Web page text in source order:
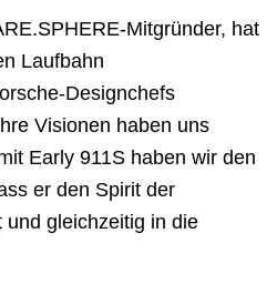
Mitgründer, hat
Laufbahn
Designchefs
Visionen haben uns
Early 911S haben wir den
er den Spirit der
und gleichzeitig in die